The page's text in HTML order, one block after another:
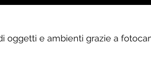
oggetti e ambienti grazie a